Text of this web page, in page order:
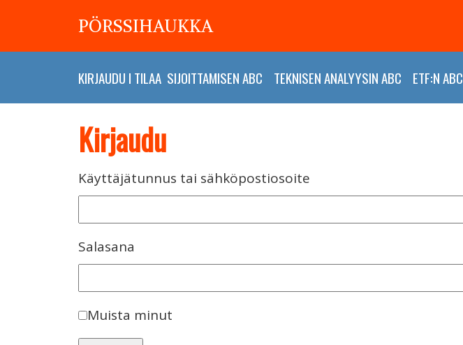
PÖRSSIHAUKKA
KIRJAUDU I TILAA SIJOITTAMISEN ABC TEKNISEN ANALYYSIN ABC ETF:N ABC
Kirjaudu
Käyttäjätunnus tai sähköpostiosoite
Salasana
Muista minut